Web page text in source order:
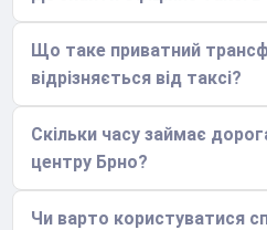
Що таке приватний
відрізняється від таксі?
Скільки часу займає
центру Брно?
Чи варто користуватися